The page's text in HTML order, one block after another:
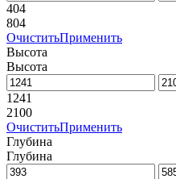
404
804
ОчиститьПрименить
Высота
Высота
1241
2100
ОчиститьПрименить
Глубина
Глубина